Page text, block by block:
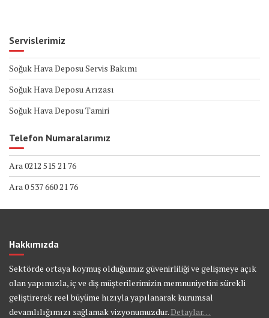
Servislerimiz
Soğuk Hava Deposu Servis Bakımı
Soğuk Hava Deposu Arızası
Soğuk Hava Deposu Tamiri
Telefon Numaralarımız
Ara 0212 515 21 76
Ara 0 537 660 21 76
Hakkımızda
Sektörde ortaya koymuş olduğumuz güvenirliliği ve gelişmeye açık
olan yapımızla, iç ve diş müşterilerimizin memnuniyetini sürekli
geliştirerek reel büyüme hızıyla yapılanarak kurumsal
devamlılığımızı sağlamak vizyonumuzdur.Detaylar…